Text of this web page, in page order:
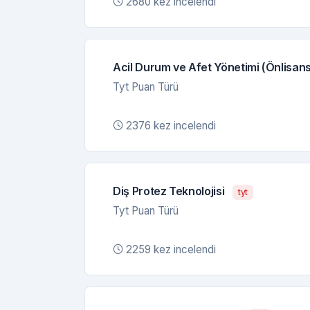
Acil Durum ve Afet Yönetimi
Tyt Puan Türü
2376 kez incelendi
Diş Protez Teknolojisi tyt
Tyt Puan Türü
2259 kez incelendi